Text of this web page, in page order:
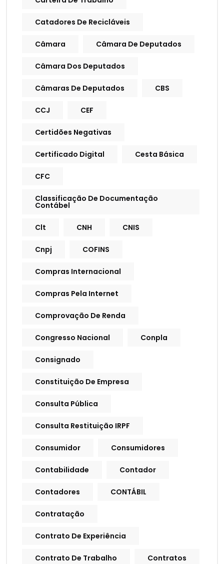
Catadores De Recicláveis
Câmara Câmara De Deputados
Câmara Dos Deputados
Câmaras De Deputados CBS
CCJ CEF
Certidões Negativas
Certificado Digital Cesta Básica
CFC
Classificação De Documentação
Contábel
Clt CNH CNIS
Cnpj COFINS
Compras Internacional
Compras Pela Internet
Comprovação De Renda
Congresso Nacional Conpla
Consignado
Constituição De Empresa
Consulta Pública
Consulta Restituição IRPF
Consumidor Consumidores
Contabilidade Contador
Contadores CONTÁBIL
Contratação
Contrato De Experiência
Contrato De Trabalho Contratos